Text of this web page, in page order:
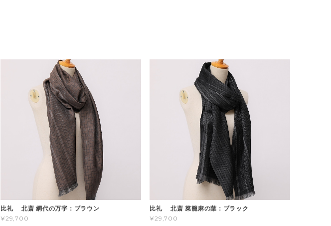
比礼 北斎 網代の万字：ブラウン
¥29,700
比礼 北斎 菜籠麻の葉：ブラック
¥29,700